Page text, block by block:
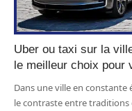
Uber ou taxi sur la
le meilleur choix pour
Dans une ville en
le contraste entre